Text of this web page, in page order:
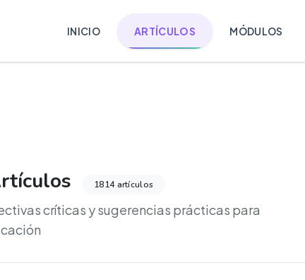
INICIO ARTÍCULOS MÓDULOS
1814 artículos
críticas y sugerencias prácticas para